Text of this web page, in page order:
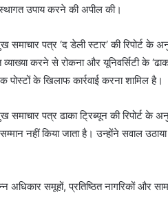
उपाय करने की अपील की।
समाचार पत्र ‘द डेली स्टार’ की रिपोर्ट के
करने से रोकना और यूनिवर्सिटी के
पोस्टों के खिलाफ कार्रवाई करना शामिल है।
समाचार पत्र ढाका ट्रिब्यून की रिपोर्ट
सम्मान नहीं किया जाता है। उन्होंने सवाल
अधिकार समूहों, प्रतिष्ठित नागरिकों और